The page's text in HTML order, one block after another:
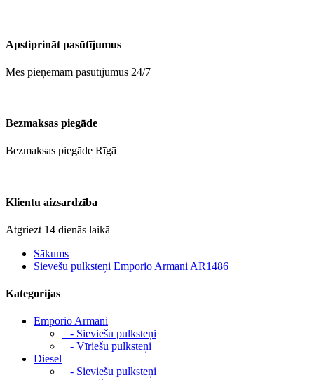
Apstiprināt pasūtījumus
Mēs pieņemam pasūtījumus 24/7
Bezmaksas piegāde
Bezmaksas piegāde Rīgā
Klientu aizsardzība
Atgriezt 14 dienās laikā
Sākums
Sievešu pulksteņi Emporio Armani AR1486
Kategorijas
Emporio Armani
- Sieviešu pulksteņi
- Vīriešu pulksteņi
Diesel
- Sieviešu pulksteņi